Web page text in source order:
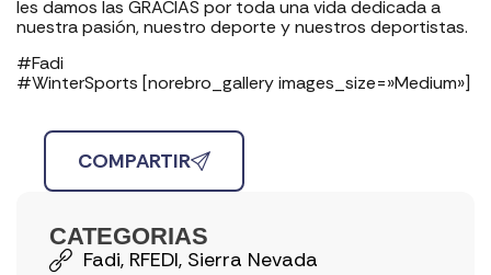
les damos las GRACIAS por toda una vida dedicada a
nuestra pasión, nuestro deporte y nuestros deportistas.
#Fadi
#WinterSports [norebro_gallery images_size=»Medium»]
COMPARTIR
CATEGORIAS
Fadi, RFEDI, Sierra Nevada